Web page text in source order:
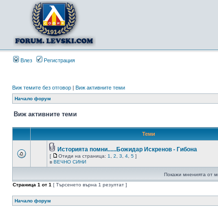
Влез Регистрация
Виж темите без отговор | Виж активните теми
Начало форум
Виж активните теми
Теми
Историята помни......Божидар Искренов - Гибона
[ Отиди на страница: 1 2 3 4 5 ]
в ВЕЧНО СИНИ
Покажи мненията от
Страница 1 от 1 [ Търсенето върна 1 резултат ]
Начало форум